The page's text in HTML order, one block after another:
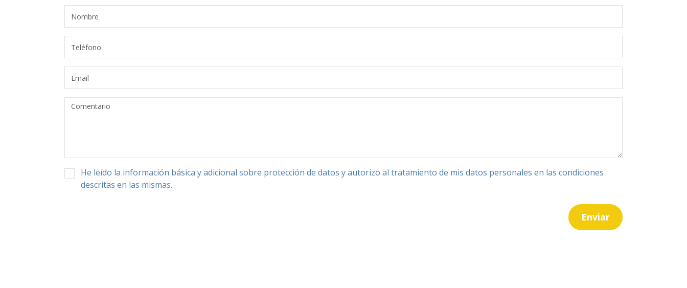
He leído la información básica y adicional sobre protección de datos y autorizo al tratamiento de mis datos personales en las condiciones
descritas en las mismas.